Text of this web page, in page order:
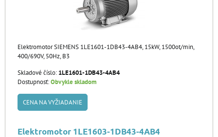
Elektromotor SIEMENS 1LE1601-1DB43-4AB4, 15kW, 1500ot/min,
400/690V, 50Hz, B3
Skladové číslo: 1LE1601-1DB43-4AB4
Dostupnosť:Obvykle skladom
CENA NA VYŽIADANIE
Elektromotor 1LE1603-1DB43-4AB4